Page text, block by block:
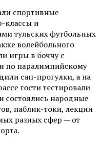
спортивные
классы и
тульских футбольных
волейбольного
игры в боччу с
по паралимпийскому
сап-прогулки, а на
гости тестировали
состоялись народные
паблик-токи, лекции
разных сфер — от